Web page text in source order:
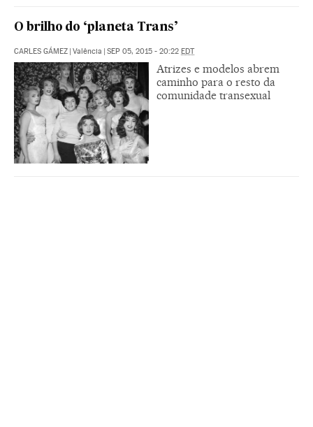
O brilho do ‘planeta Trans’
CARLES GÁMEZ | Valência | SEP 05, 2015 - 20:22 EDT
Atrizes e modelos abrem
caminho para o resto da
comunidade transexual